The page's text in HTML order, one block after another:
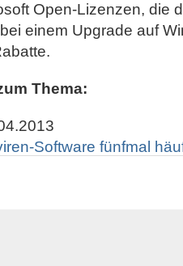
Open-Lizenzen, die
einem Upgrade auf
Thema:
Software fünfmal